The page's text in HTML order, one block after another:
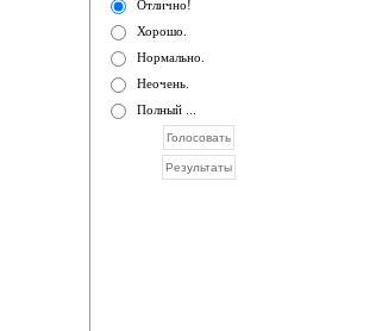
Отлично!
Хорошо.
Нормально.
Неочень.
Полный ...